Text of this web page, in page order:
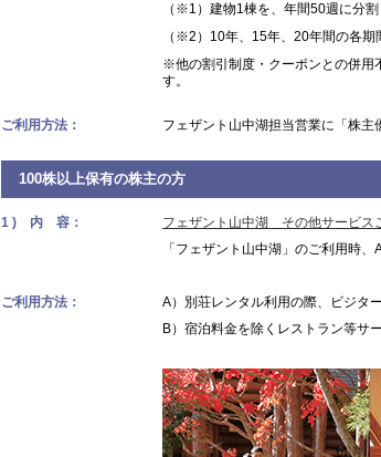
（※1）建物1棟を、年間50週に分
（※2）10年、15年、20年間の各
※他の割引制度・クーポンとの併用
す。
ご利用方法： フェザント山中湖担当営業に「株主
100株以上保有の株主の方
1 ) 内 容：
フェザント山中湖 その他サービ
「フェザント山中湖」のご利用時
ご利用方法：
A）別荘レンタル利用の際、ビジタ
B）宿泊料金を除くレストラン等サ